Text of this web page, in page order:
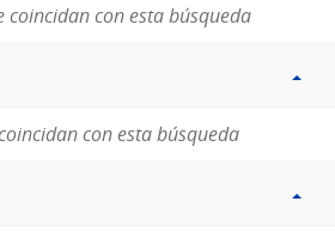
coincidan con esta búsqueda
con esta búsqueda